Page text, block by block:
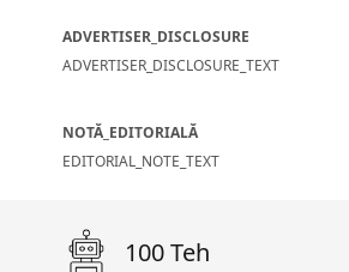
ADVERTISER_DISCLOSURE
ADVERTISER_DISCLOSURE_TEXT
NOTĂ_EDITORIALĂ
EDITORIAL_NOTE_TEXT
100 Teh